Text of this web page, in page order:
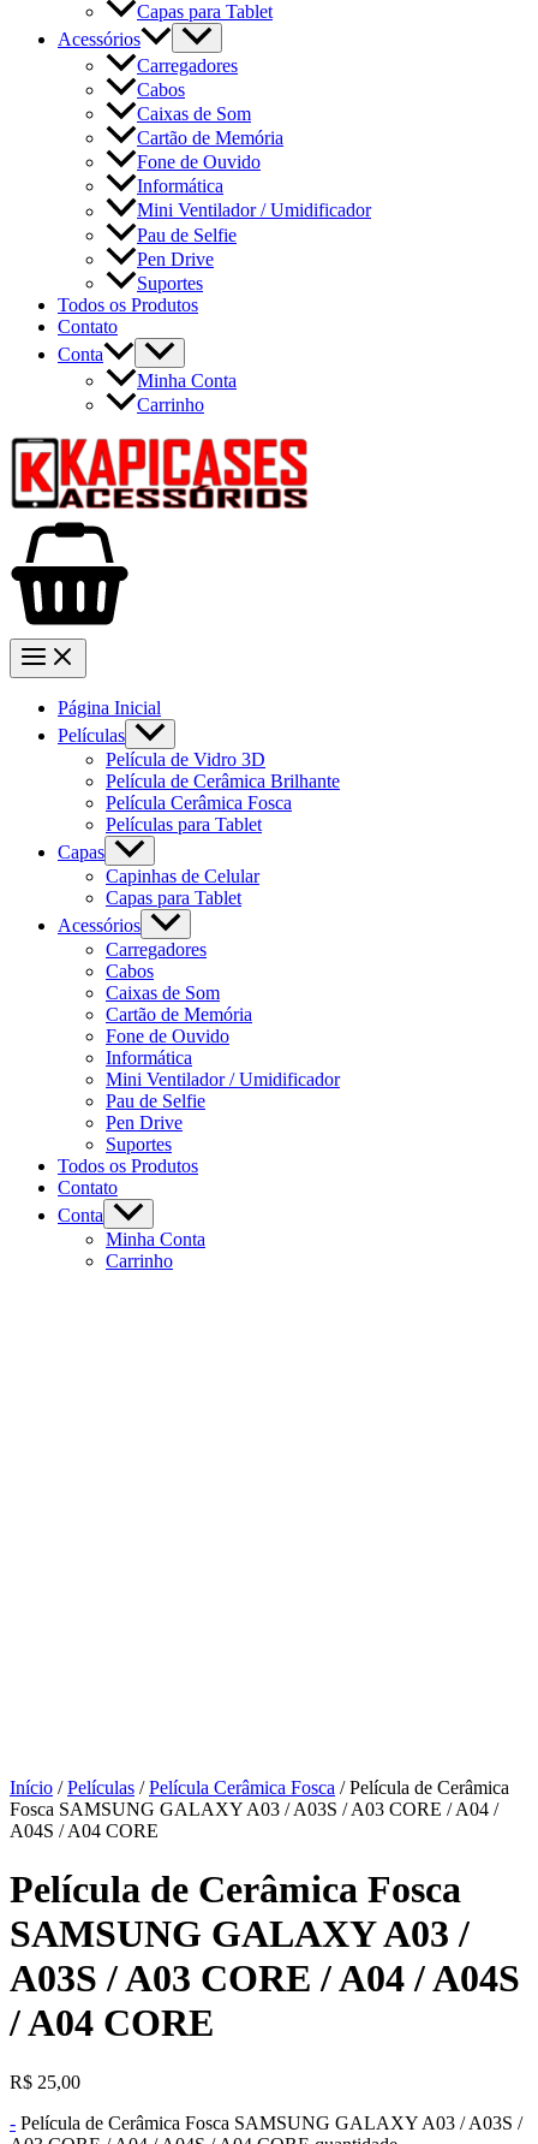
Capas para Tablet
Acessórios
Carregadores
Cabos
Caixas de Som
Cartão de Memória
Fone de Ouvido
Informática
Mini Ventilador / Umidificador
Pau de Selfie
Pen Drive
Suportes
Todos os Produtos
Contato
Conta
Minha Conta
Carrinho
Página Inicial
Películas
Película de Vidro 3D
Película de Cerâmica Brilhante
Película Cerâmica Fosca
Películas para Tablet
Capas
Capinhas de Celular
Capas para Tablet
Acessórios
Carregadores
Cabos
Caixas de Som
Cartão de Memória
Fone de Ouvido
Informática
Mini Ventilador / Umidificador
Pau de Selfie
Pen Drive
Suportes
Todos os Produtos
Contato
Conta
Minha Conta
Carrinho
Início /Películas /Película Cerâmica Fosca / Película de Cerâmica
Fosca SAMSUNG GALAXY A03 / A03S / A03 CORE / A04 /
A04S / A04 CORE
Película de Cerâmica Fosca
SAMSUNG GALAXY A03 /
A03S / A03 CORE / A04 / A04S
/ A04 CORE
R$ 25,00
- Película de Cerâmica Fosca SAMSUNG GALAXY A03 / A03S /